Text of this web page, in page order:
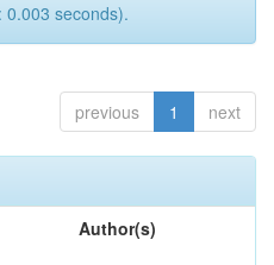
0.003 seconds).
previous 1 next
Author(s)